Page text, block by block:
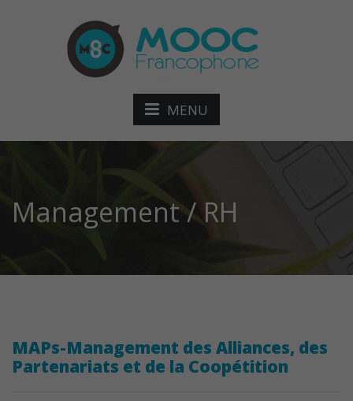
MENU
Management / RH
MAPs-Management des Alliances, des
Partenariats et de la Coopétition